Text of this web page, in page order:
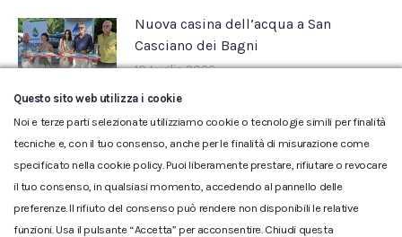
Nuova casina dell’acqua a San
Casciano dei Bagni
10 Luglio 2026
Questo sito web utilizza i cookie
Noi e terze parti selezionate utilizziamo cookie o tecnologie simili per finalità
tecniche e, con il tuo consenso, anche per le finalità di misurazione come
specificato nella cookie policy. Puoi liberamente prestare, rifiutare o revocare
il tuo consenso, in qualsiasi momento, accedendo al pannello delle
preferenze. Il rifiuto del consenso può rendere non disponibili le relative
funzioni. Usa il pulsante “Accetta” per acconsentire. Chiudi questa